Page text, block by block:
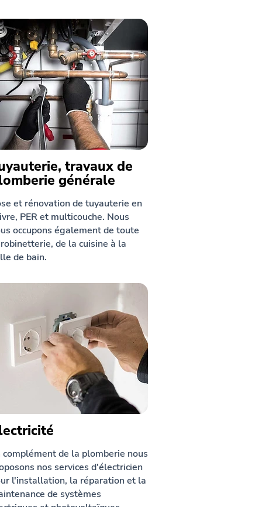
travaux de
générale
et rénovation de tuyauterie en
PER et multicouche. Nous
occupons également de toute
de la cuisine à la
de bain.
complément de la plomberie nous
nos services d'électricien
l'installation, la réparation et la
de systèmes